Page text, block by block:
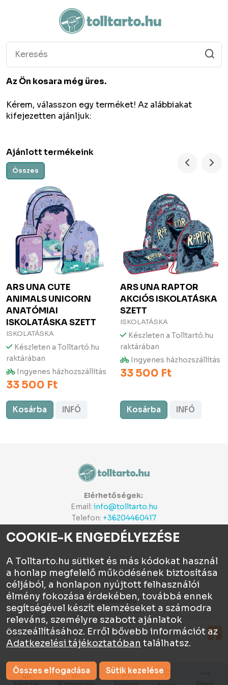
Az Ön kosara még üres.
Kérem, válasszon egy terméket! Az alábbiakat
kifejezetten ajánljuk:
Ajánlott termékeink
Összes
ARS UNACUTE
ANIMALS UNICORN
ANATÓMIAI
ISKOLATÁSKA SZETT
ISKOLATÁSKA
Készleten a Tolltartó.hu
raktárában
Ingyenes házhozszállítás
33 500 Ft
Kosárba INFÓ
ARS UNARAPTOR
AKCIÓS ISKOLATÁSKA
SZETT
ISKOLATÁSKA
Készleten a Tolltartó.hu
raktárában
Ingyenes házhozszállítás
33 500 Ft
Kosárba INFÓ
Elérhetőségek:
Email: info@tolltarto.hu
Telefon: +36204460417
Céginfo
ÁSZF
Adatkezelés
Tolltartó.hu © 2026
COOKIE-K ENGEDÉLYEZÉSE
A Tolltarto.hu sütiket és más kódokat használ
a honlap megfelelő működésének biztosítása
céljából, a honlapon nyújtott felhasználói
élmény fokozása érdekében, továbbá ennek
segítségével készít elemzéseket a számodra
releváns, személyre szabott ajánlatok
összeállításához. Erről bővebb információt az
Adatkezelési tájékoztatóban találhatsz.
Összes elfogadása Sütik kezelése